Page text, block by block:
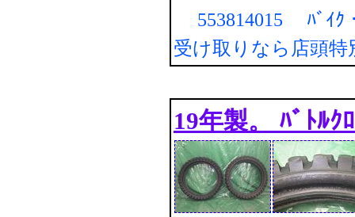
553814015 ﾊﾞｲｸ
受け取りなら店頭特
19年製。 ﾊﾞﾄﾙ